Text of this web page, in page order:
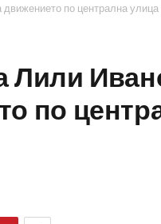
по централна улица
Лили
по